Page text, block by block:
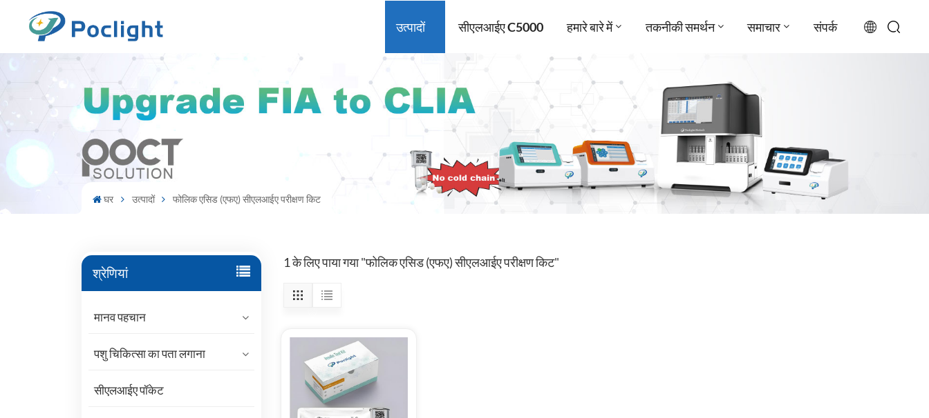
उत्पादों सीएलआईए C5000 हमारे बारे में तकनीकी समर्थन समाचार संपर्क
русский
español
घर उत्पादों फोलिक एसिड (एफए) सीएलआईए परीक्षण किट
श्रेणियां
मानव पहचान
पशु चिकित्सा का पता लगाना
सीएलआईए पॉकेट
1 के लिए पाया गया "फोलिक एसिड (एफए) सीएलआईए परीक्षण किट"